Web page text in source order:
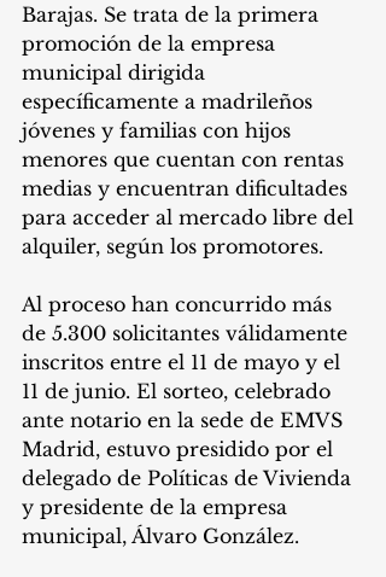
Barajas. Se trata de la primera
promoción de la empresa
municipal dirigida
específicamente a madrileños
jóvenes y familias con hijos
menores que cuentan con rentas
medias y encuentran dificultades
para acceder al mercado libre del
alquiler, según los promotores.
Al proceso han concurrido más
de 5.300 solicitantes válidamente
inscritos entre el 11 de mayo y el
11 de junio. El sorteo, celebrado
ante notario en la sede de EMVS
Madrid, estuvo presidido por el
delegado de Políticas de Vivienda
y presidente de la empresa
municipal, Álvaro González.